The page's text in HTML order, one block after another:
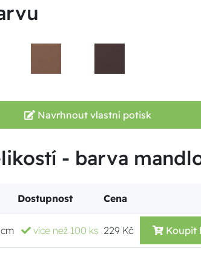
Navrhnout vlastní potisk
- barva
Dostupnost Cena
více než 100 ks 229 Kč Koupit